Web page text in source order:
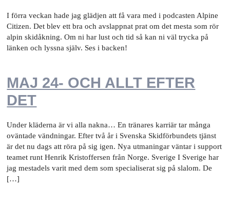
I förra veckan hade jag glädjen att få vara med i podcasten Alpine
Citizen. Det blev ett bra och avslappnat prat om det mesta som rör
alpin skidåkning. Om ni har lust och tid så kan ni väl trycka på
länken och lyssna själv. Ses i backen!
MAJ 24- OCH ALLT EFTER
DET
Under kläderna är vi alla nakna… En tränares karriär tar många
oväntade vändningar. Efter två år i Svenska Skidförbundets tjänst
är det nu dags att röra på sig igen. Nya utmaningar väntar i support
teamet runt Henrik Kristoffersen från Norge. Sverige I Sverige har
jag mestadels varit med dem som specialiserat sig på slalom. De
[…]